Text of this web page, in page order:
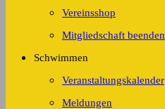
Vereinsshop
Mitgliedschaft beenden
Schwimmen
Veranstaltungskalender
Meldungen